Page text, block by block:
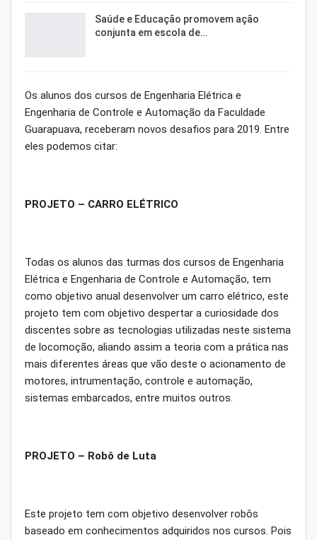
Saúde e Educação promovem ação
conjunta em escola de…
Os alunos dos cursos de Engenharia Elétrica e
Engenharia de Controle e Automação da Faculdade
Guarapuava, receberam novos desafios para 2019. Entre
eles podemos citar:
PROJETO – CARRO ELÉTRICO
Todas os alunos das turmas dos cursos de Engenharia
Elétrica e Engenharia de Controle e Automação, tem
como objetivo anual desenvolver um carro elétrico, este
projeto tem com objetivo despertar a curiosidade dos
discentes sobre as tecnologias utilizadas neste sistema
de locomoção, aliando assim a teoria com a prática nas
mais diferentes áreas que vão deste o acionamento de
motores, intrumentação, controle e automação,
sistemas embarcados, entre muitos outros.
PROJETO – Robô de Luta
Este projeto tem com objetivo desenvolver robôs
baseado em conhecimentos adquiridos nos cursos. Pois